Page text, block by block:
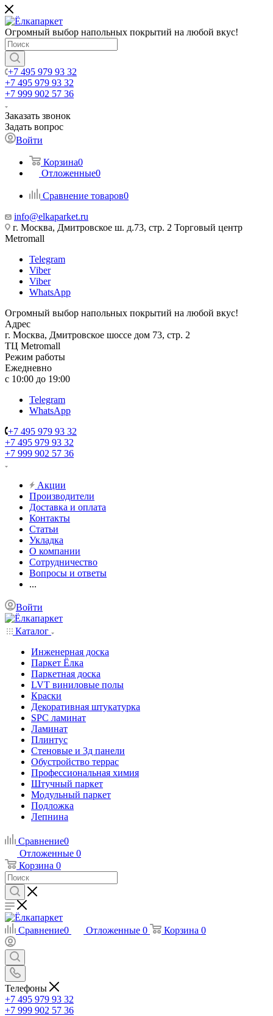
Огромный выбор напольных покрытий на любой вкус!
+7 495 979 93 32
+7 495 979 93 32
+7 999 902 57 36
Заказать звонок
Задать вопрос
Войти
Корзина0
Отложенные0
Сравнение товаров0
info@elkaparket.ru
г. Москва, Дмитровское ш. д.73, стр. 2 Торговый центр
Metromall
Telegram
Viber
Viber
WhatsApp
Огромный выбор напольных покрытий на любой вкус!
Адрес
г. Москва, Дмитровское шоссе дом 73, стр. 2
ТЦ Metromall
Режим работы
Ежедневно
с 10:00 до 19:00
Telegram
WhatsApp
+7 495 979 93 32
+7 495 979 93 32
+7 999 902 57 36
Акции
Производители
Доставка и оплата
Контакты
Статьи
Укладка
О компании
Сотрудничество
Вопросы и ответы
...
Войти
Каталог
Инженерная доска
Паркет Ёлка
Паркетная доска
LVT виниловые полы
Краски
Декоративная штукатурка
SPC ламинат
Ламинат
Плинтус
Стеновые и 3д панели
Обустройство террас
Профессиональная химия
Штучный паркет
Модульный паркет
Подложка
Лепнина
Сравнение0
Отложенные 0
Корзина 0
Сравнение0 Отложенные 0 Корзина 0
Телефоны
+7 495 979 93 32
+7 999 902 57 36